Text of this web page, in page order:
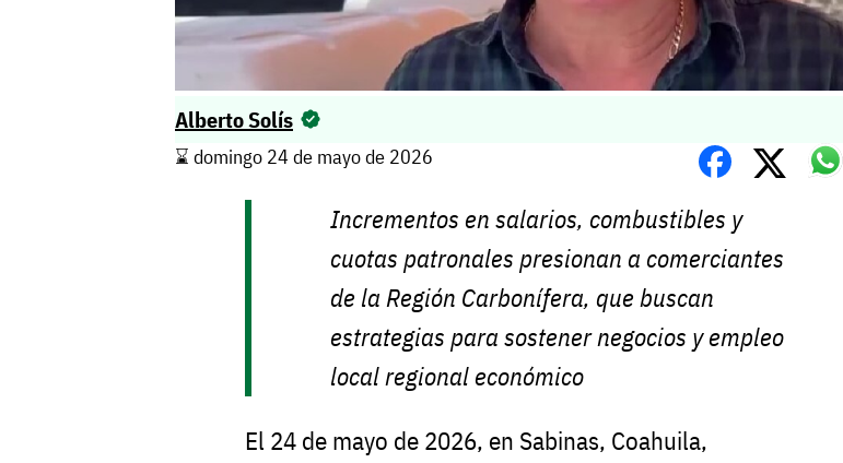
Alberto Solís
⌛️ domingo 24 de mayo de 2026
Incrementos en salarios, combustibles y
cuotas patronales presionan a comerciantes
de la Región Carbonífera, que buscan
estrategias para sostener negocios y empleo
local regional económico
El 24 de mayo de 2026, en Sabinas, Coahuila,